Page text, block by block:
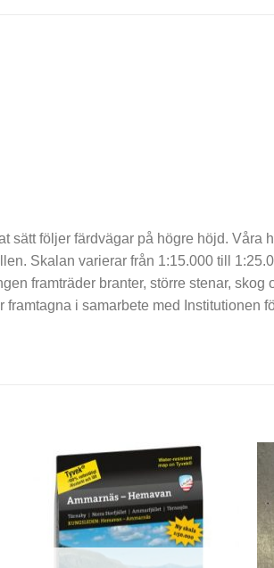
sätt följer färdvägar på högre höjd. Våra
Skalan varierar från 1:15.000 till
framträder branter, större stenar, skog
i samarbete med Institutionen